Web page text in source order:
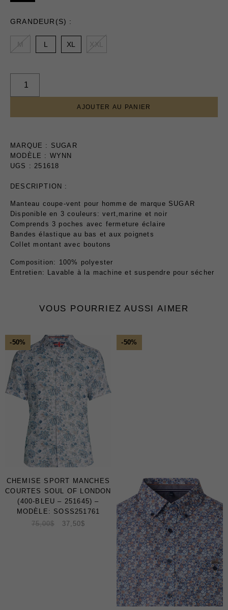
Certificats-cadeaux
NOUVEAUTÉS
GRANDEUR(S) :
M L XL XXL
AJOUTER AU PANIER
MARQUE : SUGAR
MODÈLE : WYNN
UGS : 251618
DESCRIPTION :
Manteau coupe-vent pour homme de marque SUGAR
Disponible en 3 couleurs: vert,marine et noir
Comprends 3 poches avec fermeture éclaire
Bandes élastique au bas et aux poignets
Collet montant avec boutons
Composition: 100% polyester
Entretien: Lavable à la machine et suspendre pour sécher
VOUS POURRIEZ AUSSI AIMER
-50%
CHEMISE SPORT MANCHES
COURTES SOUL OF LONDON
(400-BLEU – 251645) –
MODÈLE: SOSS251761
75,00$ 37,50$
-50%